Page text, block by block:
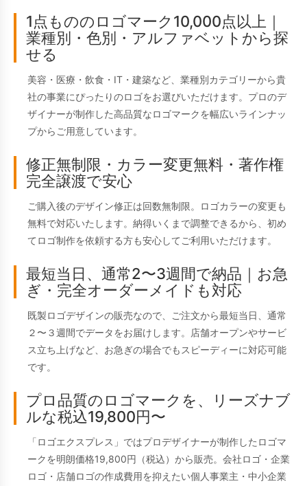
1点もののロゴマーク10,000点以上｜
業種別・色別・アルファベットから探
せる
美容・医療・飲食・IT・建築など、業種別カテゴリーから貴
社の事業にぴったりのロゴをお選びいただけます。プロのデ
ザイナーが制作した高品質なロゴマークを幅広いラインナッ
プからご用意しています。
修正無制限・カラー変更無料・著作権
完全譲渡で安心
ご購入後のデザイン修正は回数無制限。ロゴカラーの変更も
無料で対応いたします。納得いくまで調整できるから、初め
てロゴ制作を依頼する方も安心してご利用いただけます。
最短当日、通常2〜3週間で納品｜お急
ぎ・完全オーダーメイドも対応
既製ロゴデザインの販売なので、ご注文から最短当日、通常
２〜３週間でデータをお届けします。店舗オープンやサービ
ス立ち上げなど、お急ぎの場合でもスピーディーに対応可能
です。
プロ品質のロゴマークを、リーズナブ
ルな税込19,800円〜
「ロゴエクスプレス」ではプロデザイナーが制作したロゴマ
ークを明朗価格19,800円（税込）から販売。会社ロゴ・企業
ロゴ・店舗ロゴの作成費用を抑えたい個人事業主・中小企業